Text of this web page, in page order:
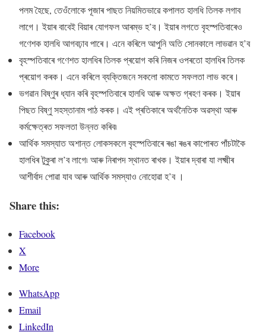
পলম হৈছে, তেওঁলোকে পূজাৰ পাছত নিয়মিতভাৱে কপালত হালধি তিলক লগাব
লাগে। ইয়াৰ বাবেই বিয়াৰ যোগফল আৰম্ভ হ’ব। ইয়াৰ লগতে বৃহস্পতিবাৰেও
গণেশক হালধি আগবঢ়াব পাৰে। এনে কৰিলে আপুনি অতি সোনকালে লাভৱান হ’ব
বৃহস্পতিবাৰে গণেশত হালধিৰ তিলক প্ৰয়োগ কৰি নিজৰ ওপৰতো হালধিৰ তিলক
প্ৰয়োগ কৰক। এনে কৰিলে ব্যক্তিজনে সকলো কামতে সফলতা লাভ কৰে।
ভগৱান বিষ্ণুৰ ধ্যান কৰি বৃহস্পতিবাৰে হালধি আৰু অক্ষত গ্ৰহণ কৰক। ইয়াৰ
পিছত বিষ্ণু সহস্তানাম পাঠ কৰক। এই প্ৰতিকাৰে অৰ্থনৈতিক অৱস্থা আৰু
কৰ্মক্ষেত্ৰত সফলতা উন্নত কৰিব৷
আর্থিক সমস্যাত অশান্ত লোকসকলে বৃহস্পতিবাৰে ৰঙা ৰঙৰ কাপোৰত পাঁচটাকৈ
হালধিৰ টুকুৰা ল’ব লাগে৷ আৰু নিৰাপদ স্থানত ৰাখক। ইয়াৰ দ্বাৰা যা লক্ষ্মীৰ
আশীৰ্বাদ পোৱা যাব আৰু আৰ্থিক সমস্যাও নোহোৱা হ’ব ।
Share this:
Facebook
X
More
WhatsApp
Email
LinkedIn